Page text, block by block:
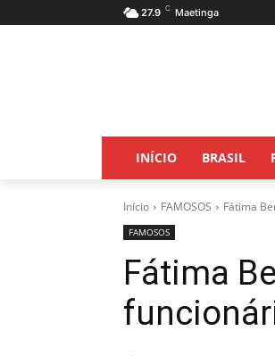
27.9 C Maetinga
INÍCIO BRASIL
Início FAMOSOS Fátima
FAMOSOS
Fátima